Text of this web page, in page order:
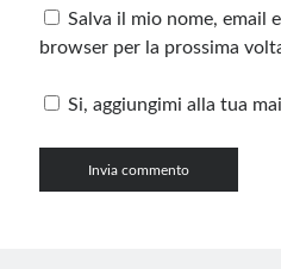
Salva il mio nome, email
browser per la prossima
Si, aggiungimi alla tua